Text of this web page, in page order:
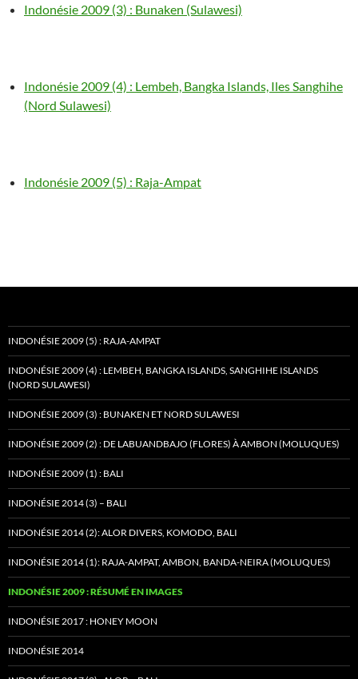
Indonésie 2009 (3) : Bunaken (Sulawesi)
Indonésie 2009 (4) : Lembeh, Bangka Islands, Iles Sanghihe
(Nord Sulawesi)
Indonésie 2009 (5) : Raja-Ampat
INDONÉSIE 2009 (5) : RAJA-AMPAT
INDONÉSIE 2009 (4) : LEMBEH, BANGKA ISLANDS, SANGHIHE ISLANDS
(NORD SULAWESI)
INDONÉSIE 2009 (3) : BUNAKEN ET NORD SULAWESI
INDONÉSIE 2009 (2) : DE LABUANDBAJO (FLORES) À AMBON (MOLUQUES)
INDONÉSIE 2009 (1) : BALI
INDONÉSIE 2014 (3) – BALI
INDONÉSIE 2014 (2): ALOR DIVERS, KOMODO, BALI
INDONÉSIE 2014 (1): RAJA-AMPAT, AMBON, BANDA-NEIRA (MOLUQUES)
INDONÉSIE 2009 : RÉSUMÉ EN IMAGES
INDONÉSIE 2017 : HONEY MOON
INDONÉSIE 2014